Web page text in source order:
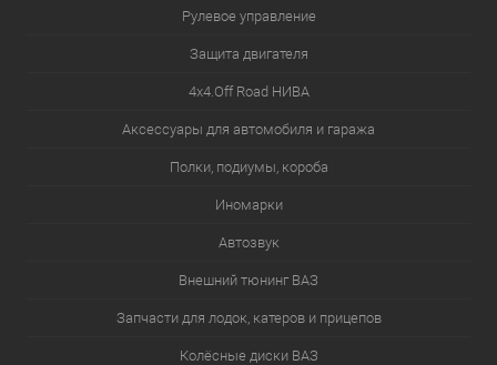
Рулевое управление
Защита двигателя
4х4.Off Road НИВА
Аксессуары для автомобиля и гаража
Полки, подиумы, короба
Иномарки
Автозвук
Внешний тюнинг ВАЗ
Запчасти для лодок, катеров и прицепов
Колёсные диски ВАЗ